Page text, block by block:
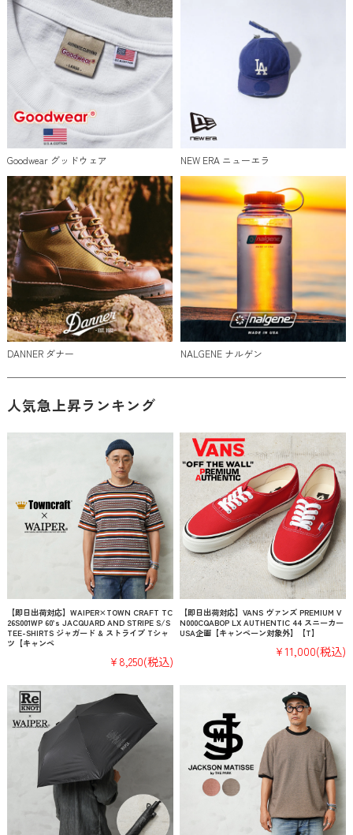
Goodwear グッドウェア NEW ERA ニューエラ
DANNER ダナー NALGENE ナルゲン
人気急上昇ランキング
【即日出荷対応】WAIPER×TOWN CRAFT TC
26S001WP 60’s JACQUARD AND STRIPE S/S
TEE-SHIRTS ジャガード & ストライプ Tシャ
ツ【キャンペ
¥8,250(税込)
【即日出荷対応】VANS ヴァンズ PREMIUM V
N000CQABOP LX AUTHENTIC 44 スニーカー
USA企画【キャンペーン対象外】【T】
¥11,000(税込)